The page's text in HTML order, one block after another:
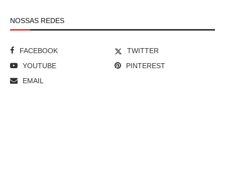
NOSSAS REDES
FACEBOOK
TWITTER
YOUTUBE
PINTEREST
EMAIL